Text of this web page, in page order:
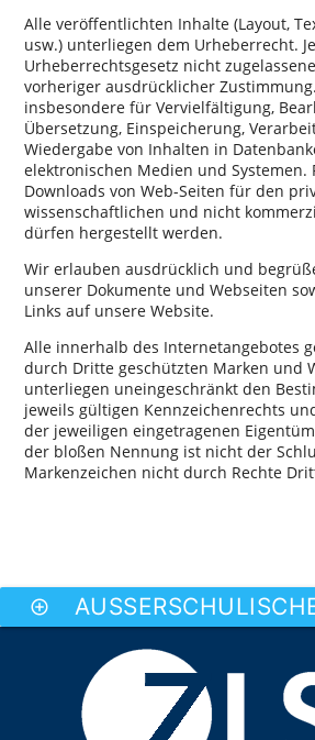
Alle veröffentlichten Inhalte (Layout,
usw.) unterliegen dem Urheberrecht.
Urheberrechtsgesetz nicht
vorheriger ausdrücklicher
insbesondere für Vervielfältigung,
Übersetzung, Einspeicherung,
Wiedergabe von Inhalten in
elektronischen Medien und Systemen.
Downloads von Web-Seiten für den
wissenschaftlichen und nicht
dürfen hergestellt werden.
Wir erlauben ausdrücklich und
unserer Dokumente und Webseiten
Links auf unsere Website.
Alle innerhalb des Internetangebotes
durch Dritte geschützten Marken und
unterliegen uneingeschränkt den
jeweils gültigen Kennzeichenrechts
der jeweiligen eingetragenen
der bloßen Nennung ist nicht der
Markenzeichen nicht durch Rechte
add_circle_outline